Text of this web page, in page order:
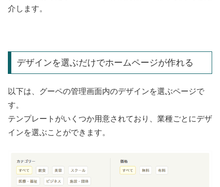
介します。
デザインを選ぶだけでホームページが作れる
以下は、グーペの管理画面内のデザインを選ぶページで
す。
テンプレートがいくつか用意されており、業種ごとにデザ
インを選ぶことができます。